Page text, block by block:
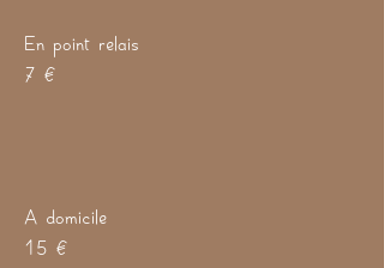
En point relais
7 €
A domicile
15 €